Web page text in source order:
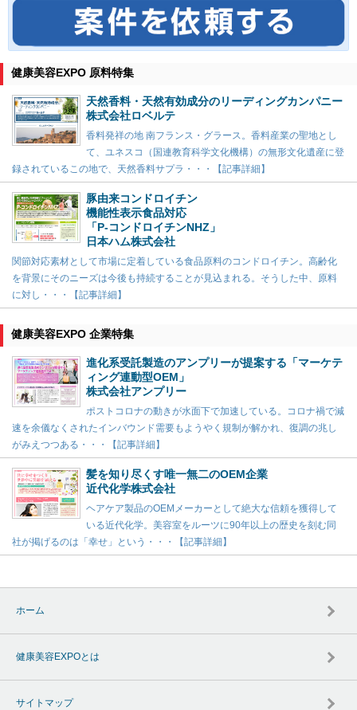
健康美容EXPO 原料特集
天然香料・天然有効成分のリーディングカンパニー
株式会社ロベルテ
香料発祥の地 南フランス・グラース。香料産業の聖地とし
て、ユネスコ（国連教育科学文化機構）の無形文化遺産に登
録されているこの地で、天然香料サプラ・・・【記事詳細】
豚由来コンドロイチン
機能性表示食品対応
「P-コンドロイチンNHZ」
日本ハム株式会社
関節対応素材として市場に定着している食品原料のコンドロイチン。高齢化
を背景にそのニーズは今後も持続することが見込まれる。そうした中、原料
に対し・・・【記事詳細】
健康美容EXPO 企業特集
進化系受託製造のアンプリーが提案する「マーケテ
ィング連動型OEM」
株式会社アンプリー
ポストコロナの動きが水面下で加速している。コロナ禍で減
速を余儀なくされたインバウンド需要もようやく規制が解かれ、復調の兆し
がみえつつある・・・【記事詳細】
髪を知り尽くす唯一無二のOEM企業
近代化学株式会社
ヘアケア製品のOEMメーカーとして絶大な信頼を獲得して
いる近代化学。美容室をルーツに90年以上の歴史を刻む同
社が掲げるのは「幸せ」という・・・【記事詳細】
ホーム
健康美容EXPOとは
サイトマップ